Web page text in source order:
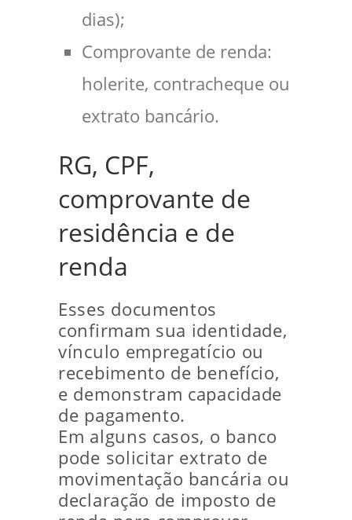
dias);
Comprovante de renda:
holerite, contracheque ou
extrato bancário.
RG, CPF,
comprovante de
residência e de
renda
Esses documentos
confirmam sua identidade,
vínculo empregatício ou
recebimento de benefício,
e demonstram capacidade
de pagamento.
Em alguns casos, o banco
pode solicitar extrato de
movimentação bancária ou
declaração de imposto de